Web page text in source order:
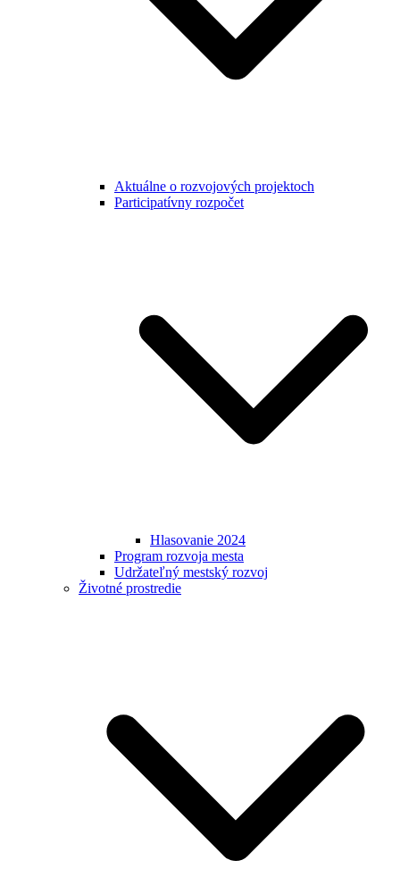
Aktuálne o rozvojových projektoch
Participatívny rozpočet
Hlasovanie 2024
Program rozvoja mesta
Udržateľný mestský rozvoj
Životné prostredie